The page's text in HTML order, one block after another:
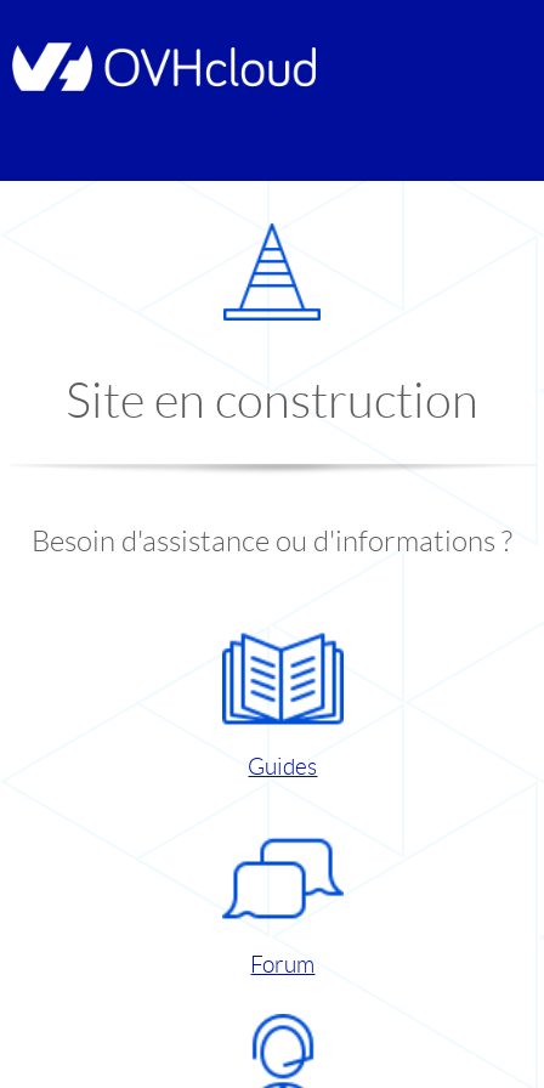
Site en construction
Besoin d'assistance ou d'informations ?
Guides
Forum